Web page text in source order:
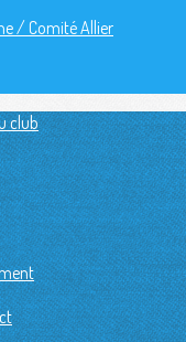
/ Comité Allier
club